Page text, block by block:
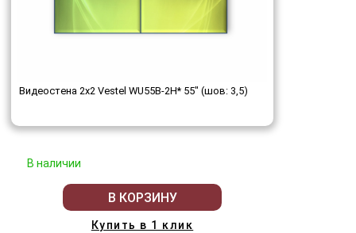
Видеостена 2x2 Vestel WU55B-2H* 55" (шов: 3,5)
В наличии
В КОРЗИНУ
Купить в 1 клик